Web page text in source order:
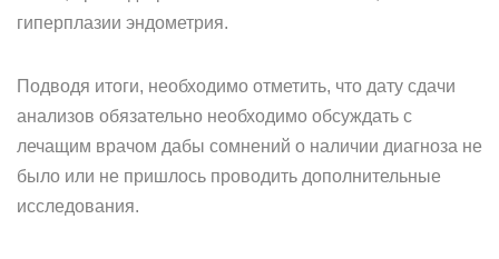
гиперплазии эндометрия.
Подводя итоги, необходимо отметить, что дату сдачи
анализов обязательно необходимо обсуждать с
лечащим врачом дабы сомнений о наличии диагноза не
было или не пришлось проводить дополнительные
исследования.